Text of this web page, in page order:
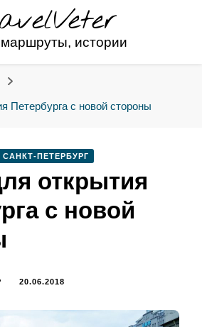
истории
Петербурга с новой стороны
САНКТ-ПЕТЕРБУРГ
открытия
с новой
20.06.2018